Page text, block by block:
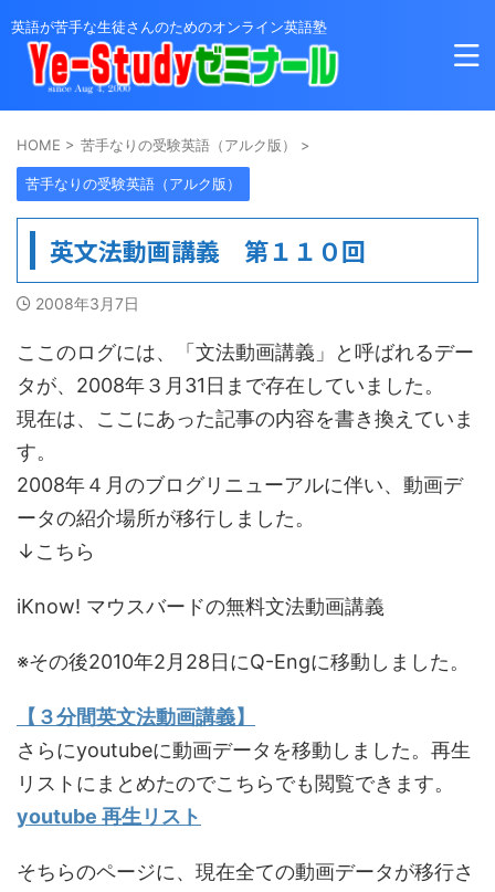
英語が苦手な生徒さんのためのオンライン英語塾
HOME > 苦手なりの受験英語（アルク版） >
苦手なりの受験英語（アルク版）
英文法動画講義 第１１０回
2008年3月7日
ここのログには、「文法動画講義」と呼ばれるデー
タが、2008年３月31日まで存在していました。
現在は、ここにあった記事の内容を書き換えていま
す。
2008年４月のブログリニューアルに伴い、動画デ
ータの紹介場所が移行しました。
↓こちら
iKnow! マウスバードの無料文法動画講義
※その後2010年2月28日にQ-Engに移動しました。
【３分間英文法動画講義】
さらにyoutubeに動画データを移動しました。再生
リストにまとめたのでこちらでも閲覧できます。
youtube 再生リスト
そちらのページに、現在全ての動画データが移行さ